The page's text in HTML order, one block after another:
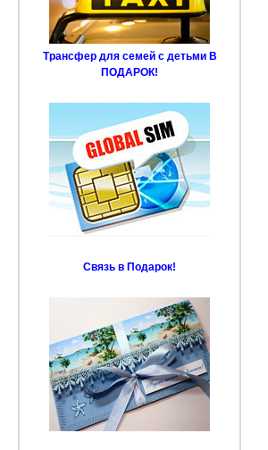
Трансфер для семей с детьми В
ПОДАРОК!
Связь в Подарок!